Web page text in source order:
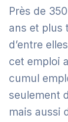
Près de
ans et plus
d’entre
cet emploi
cumul
seulement
mais aussi